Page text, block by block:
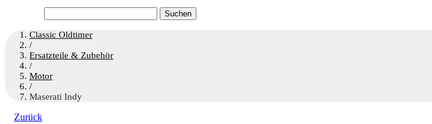
nach:
Classic Oldtimer
/
Ersatzteile & Zubehör
/
Motor
/
Maserati Indy
Zurück